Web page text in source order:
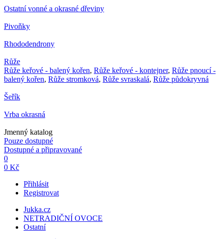
Ostatní vonné a okrasné dřeviny
Pivoňky
Rhododendrony
Růže
Růže keřové - balený kořen, Růže keřové - kontejner, Růže pnoucí -
balený kořen, Růže stromková, Růže svraskalá, Růže půdokryvná
Šeřík
Vrba okrasná
Jmenný katalog
Pouze dostupné
Dostupné a připravované
0
0 Kč
Přihlásit
Registrovat
Jukka.cz
NETRADIČNÍ OVOCE
Ostatní